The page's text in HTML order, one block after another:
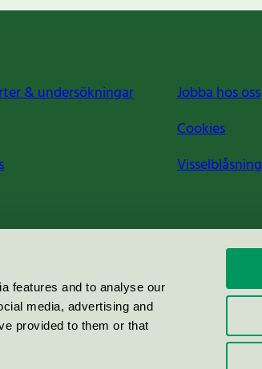
features and to analyse our
media, advertising and
provided to them or that
& undersökningar
Jobba hos oss
Cookies
Visselblåsning